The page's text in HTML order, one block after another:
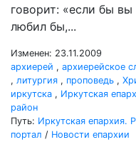
говорит: «если бы
любил бы,...
Изменен: 23.11.2009
архиерей , архиерейское
, литургия , проповедь ,
иркутска , Иркутская
район
Путь: Иркутская епархия.
портал / Новости епархии